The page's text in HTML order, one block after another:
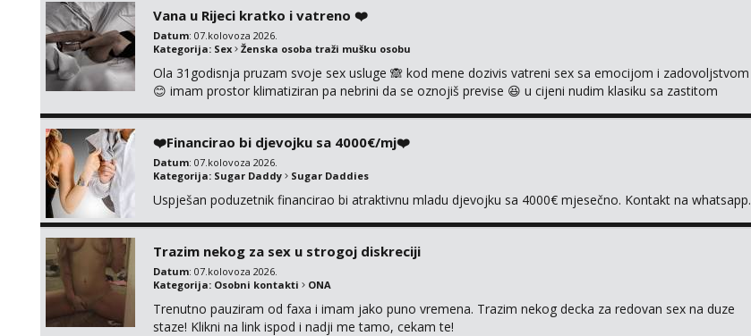
Vana u Rijeci kratko i vatreno ❤️
Datum: 07.kolovoza 2026.
Kategorija: Sex Ženska osoba traži mušku osobu
Ola 31godisnja pruzam svoje sex usluge 🙈 kod mene dozivis vatreni sex sa emocijom i zadovoljstvom
😊 imam prostor klimatiziran pa nebrini da se oznojiš previse 😆 u cijeni nudim klasiku sa zastitom
❤️Financirao bi djevojku sa 4000€/mj❤️
Datum: 07.kolovoza 2026.
Kategorija: Sugar Daddy Sugar Daddies
Uspješan poduzetnik financirao bi atraktivnu mladu djevojku sa 4000€ mjesečno. Kontakt na whatsapp.
Trazim nekog za sex u strogoj diskreciji
Datum: 07.kolovoza 2026.
Kategorija: Osobni kontakti ONA
Trenutno pauziram od faxa i imam jako puno vremena. Trazim nekog decka za redovan sex na duze
staze! Klikni na link ispod i nadji me tamo, cekam te!